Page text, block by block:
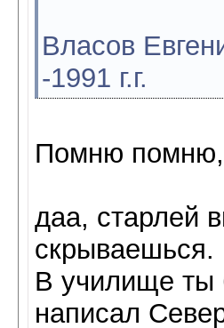
Власов
-1991 г.г.
Помню
даа, старлей
скрываешься.
В училище ты
написал